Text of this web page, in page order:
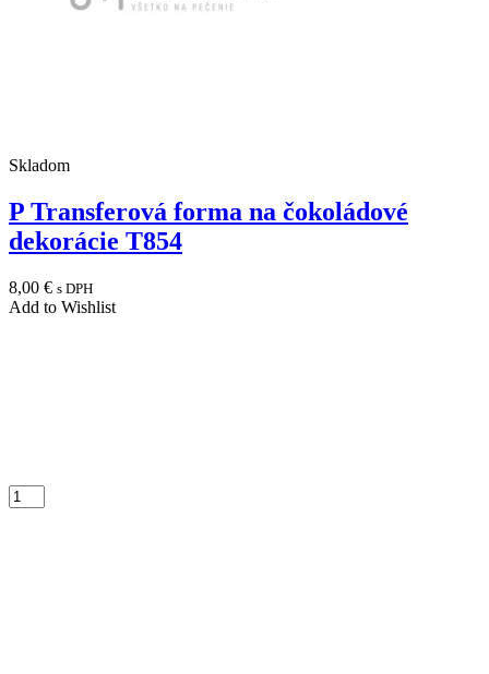
Skladom
P Transferová forma na čokoládové
dekorácie T854
8,00 € s DPH
Add to Wishlist